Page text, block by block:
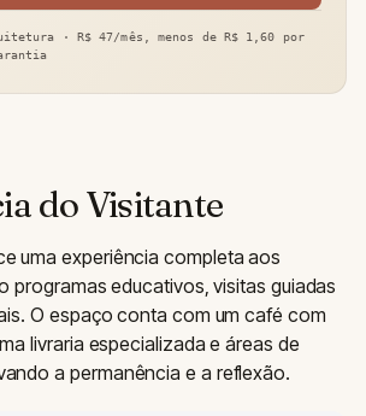
· R$ 47/mês, menos de R$ 1,60 por
do Visitante
uma experiência completa aos
programas educativos, visitas guiadas
O espaço conta com um café com
livraria especializada e áreas de
a permanência e a reflexão.